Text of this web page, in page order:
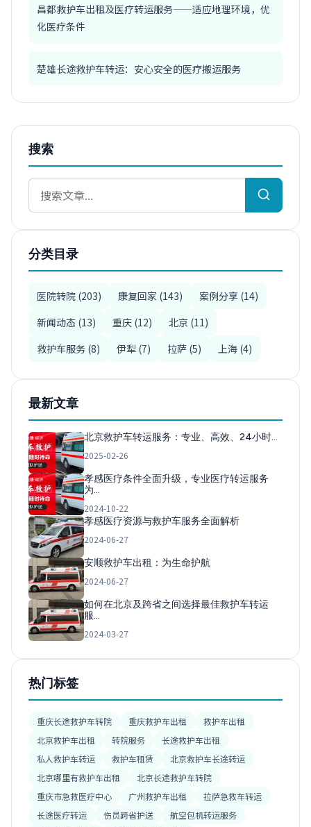
昌都救护车出租及医疗转运服务——适应地理环境，优
化医疗条件
楚雄长途救护车转运：安心安全的医疗搬运服务
搜索
分类目录
医院转院 (203) 康复回家 (143)
案例分享 (14)
新闻动态 (13)
重庆 (12)
北京 (11)
救护车服务 (8)
伊犁 (7) 拉萨 (5) 上海 (4)
最新文章
北京救护车转运服务：专业、高效、24小时…
2025-02-26
孝感医疗条件全面升级，专业医疗转运服务
为…
2024-10-22
孝感医疗资源与救护车服务全面解析
2024-06-27
安顺救护车出租：为生命护航
2024-06-27
如何在北京及跨省之间选择最佳救护车转运
服…
2024-03-27
热门标签
重庆长途救护车转院 重庆救护车出租
救护车出租
北京救护车出租
转院服务
长途救护车出租
私人救护车转运
救护车租赁
北京救护车长途转运
北京哪里有救护车出租
北京长途救护车转院
重庆市急救医疗中心
广州救护车出租
拉萨急救车转运
长途医疗转运
伤员跨省护送
航空包机转运服务